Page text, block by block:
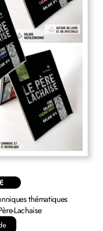
thématiques
Lachaise